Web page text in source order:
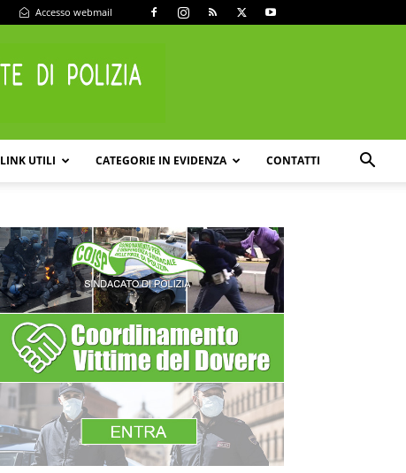
Accesso webmail
LINK UTILI CATEGORIE IN EVIDENZA CONTATTI